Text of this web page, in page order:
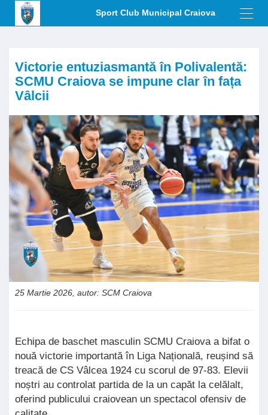
Sport Club Municipal Craiova
Victorie entuziasmantă în Polivalentă:
SCMU Craiova se impune clar în fața
Vâlcii
25 Martie 2026, autor: SCM Craiova
Echipa de baschet masculin SCMU Craiova a bifat o
nouă victorie importantă în Liga Națională, reușind să
treacă de CS Vâlcea 1924 cu scorul de 97-83. Elevii
noștri au controlat partida de la un capăt la celălalt,
oferind publicului craiovean un spectacol ofensiv de